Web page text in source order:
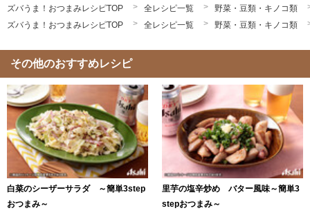
ズバうま！おつまみレシピTOP
全レシピ一覧
野菜・豆類・キノコ類
ズバうま！おつまみレシピTOP
全レシピ一覧 野菜・豆類・キノコ類
その他のおすすめレシピ
白菜のシーザーサラダ ～簡単3step
おつまみ～
里芋の塩辛炒め バター風味～簡単3
stepおつまみ～